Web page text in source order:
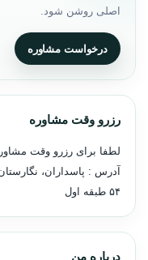
اصلی روشن شود.
درخواست مشاوره
رزرو وقت مشاوره
لطفا برای رزرو وقت
آدرس : پاسداران،
۵۴ طبقه اول
درباره من